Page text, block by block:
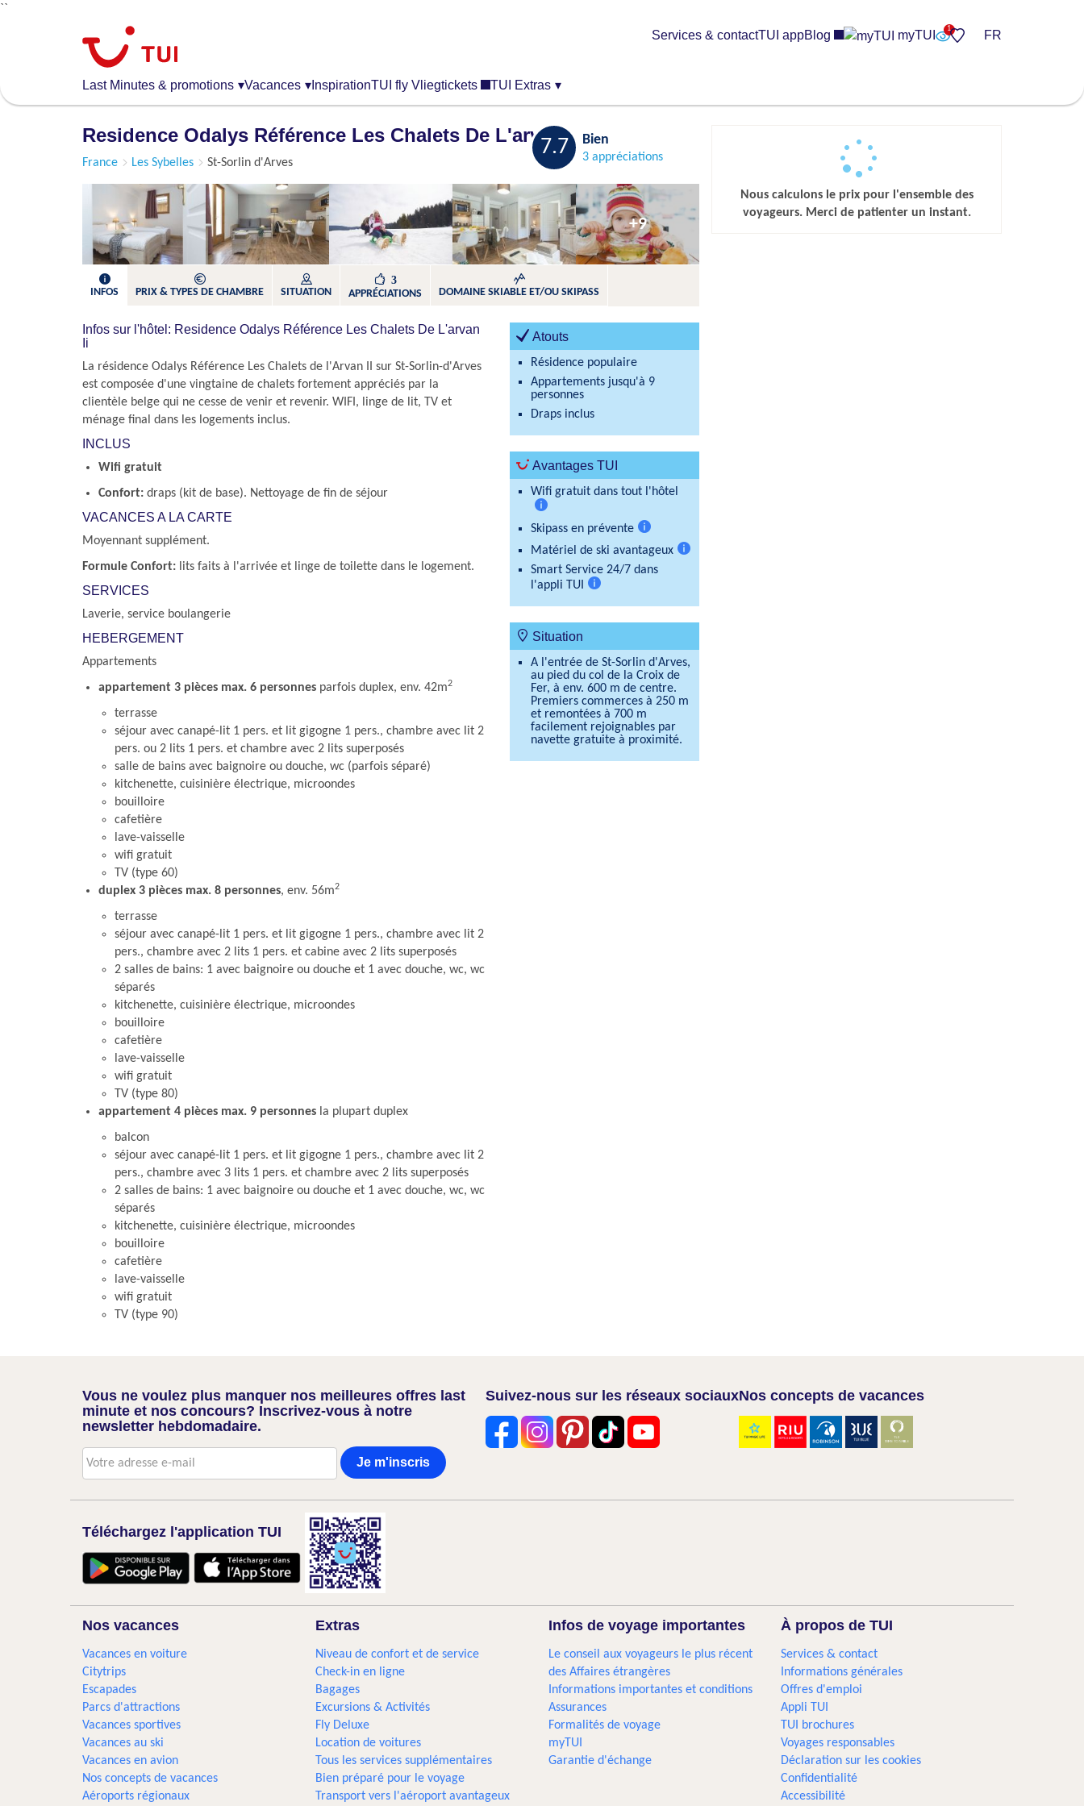
``
Last Minutes & promotions ▾Vacances ▾ InspirationTUI fly Vliegtickets TUI Extras ▾
Services & contactTUI appBlog myTUI FR
Residence Odalys Référence Les Chalets De L'arvan Ii
France Les Sybelles St-Sorlin d'Arves
7.7 Bien
3 appréciations
+9
INFOS PRIX & TYPES DE CHAMBRE SITUATION
3
APPRÉCIATIONS
DOMAINE SKIABLE ET/OU SKIPASS
Infos sur l'hôtel: Residence Odalys Référence Les Chalets De L'arvan
Ii
La résidence Odalys Référence Les Chalets de l'Arvan II sur St-Sorlin-d'Arves
est composée d'une vingtaine de chalets fortement appréciés par la
clientèle belge qui ne cesse de venir et revenir. WIFI, linge de lit, TV et
ménage final dans les logements inclus.
INCLUS
Wifi gratuit
Confort: draps (kit de base). Nettoyage de fin de séjour
VACANCES A LA CARTE
Moyennant supplément.
Formule Confort: lits faits à l'arrivée et linge de toilette dans le logement.
SERVICES
Laverie, service boulangerie
HEBERGEMENT
Appartements
appartement 3 pièces max. 6 personnes parfois duplex, env. 42m2
terrasse
séjour avec canapé-lit 1 pers. et lit gigogne 1 pers., chambre avec lit 2
pers. ou 2 lits 1 pers. et chambre avec 2 lits superposés
salle de bains avec baignoire ou douche, wc (parfois séparé)
kitchenette, cuisinière électrique, microondes
bouilloire
cafetière
lave-vaisselle
wifi gratuit
TV (type 60)
duplex 3 pièces max. 8 personnes, env. 56m2
terrasse
séjour avec canapé-lit 1 pers. et lit gigogne 1 pers., chambre avec lit 2
pers., chambre avec 2 lits 1 pers. et cabine avec 2 lits superposés
2 salles de bains: 1 avec baignoire ou douche et 1 avec douche, wc, wc
séparés
kitchenette, cuisinière électrique, microondes
bouilloire
cafetière
lave-vaisselle
wifi gratuit
TV (type 80)
appartement 4 pièces max. 9 personnes la plupart duplex
balcon
séjour avec canapé-lit 1 pers. et lit gigogne 1 pers., chambre avec lit 2
pers., chambre avec 3 lits 1 pers. et chambre avec 2 lits superposés
2 salles de bains: 1 avec baignoire ou douche et 1 avec douche, wc, wc
séparés
kitchenette, cuisinière électrique, microondes
bouilloire
cafetière
lave-vaisselle
wifi gratuit
TV (type 90)
Atouts
Résidence populaire
Appartements jusqu'à 9
personnes
Draps inclus
Avantages TUI
Wifi gratuit dans tout l'hôtel
d'informations
Skipass en prévente
d'informations
Matériel de ski avantageux
Smart Service 24/7 dans
l'appli TUI
Situation
A l'entrée de St-Sorlin d'Arves,
au pied du col de la Croix de
Fer, à env. 600 m de centre.
Premiers commerces à 250 m
et remontées à 700 m
facilement rejoignables par
navette gratuite à proximité.
Nous calculons le prix pour l'ensemble des
voyageurs. Merci de patienter un instant.
Vous ne voulez plus manquer nos meilleures offres last
minute et nos concours? Inscrivez-vous à notre
newsletter hebdomadaire.
Je m'inscris
Suivez-nous sur les réseaux sociauxNos concepts de vacances
Téléchargez l'application TUI
Nos vacances
Vacances en voiture
Citytrips
Escapades
Parcs d'attractions
Vacances sportives
Vacances au ski
Vacances en avion
Nos concepts de vacances
Aéroports régionaux
Extras
Niveau de confort et de service
Check-in en ligne
Bagages
Excursions & Activités
Fly Deluxe
Location de voitures
Tous les services supplémentaires
Bien préparé pour le voyage
Transport vers l'aéroport avantageux
Infos de voyage importantes
Le conseil aux voyageurs le plus récent
des Affaires étrangères
Informations importantes et conditions
Assurances
Formalités de voyage
myTUI
Garantie d'échange
À propos de TUI
Services & contact
Informations générales
Offres d'emploi
Appli TUI
TUI brochures
Voyages responsables
Déclaration sur les cookies
Confidentialité
Accessibilité